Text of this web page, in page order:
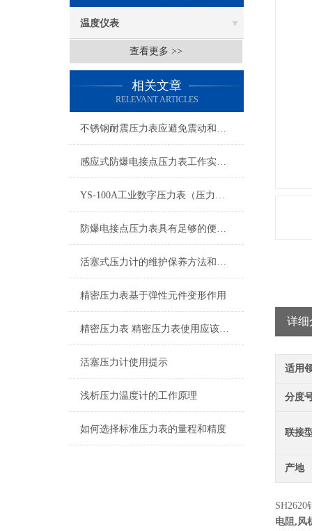
温度仪表
查看更多 >>
相关文章
RELEVANT ARTICLES
不锈钢耐震压力表应避免震动和碰撞，以免损坏
感应式防爆电接点压力表工作实现的控制目的
YS-100A工业数字压力表（压力变送器）
防爆电接点压力表具有足够的便携性，方便操作人员进行测试和调整
活塞式压力计的维护保养方法和其工作原理介绍
精密压力表基于弹性元件变形作用
精密压力表 精密压力表使用应该注意的6个方面
活塞压力计使用提示
浅析压力温度计的工作原理
如何选择标准压力表的量程和精度
详细
适用
分度
联接
产地
SH2620
电阻,风